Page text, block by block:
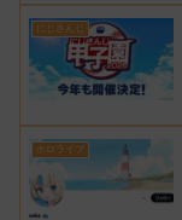
にじさんじ
ホロライブ